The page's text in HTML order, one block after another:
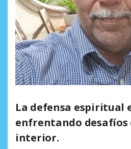
La defensa espiritual
enfrentando desafíos
interior.